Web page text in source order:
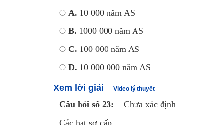
A. 10 000 năm AS
B. 1000 000 năm AS
C. 100 000 năm AS
D. 10 000 000 năm AS
Xem lời giải Video lý thuyết
Câu hỏi số 23:
Chưa xác định
Các hạt sơ cấp